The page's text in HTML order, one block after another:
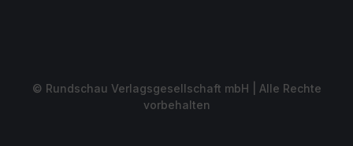
© Rundschau Verlagsgesellschaft mbH | Alle Rechte
vorbehalten